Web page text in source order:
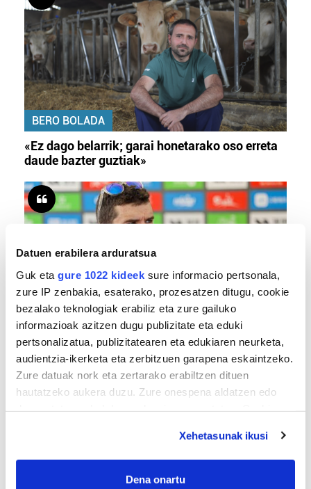
Datuen erabilera arduratsua
Guk eta gure 1022 kideek sure informacio pertsonala,
zure IP zenbakia, esaterako, prozesatzen ditugu, cookie
bezalako teknologiak erabiliz eta zure gailuko
informazioak azitzen dugu publizitate eta eduki
pertsonalizatua, publizitatearen eta edukiaren neurketa,
audientzia-ikerketa eta zerbitzuen garapena eskaintzeko.
Zure datuak nork eta zertarako erabiltzen dituen
hautatzeko aukera duzu. Zure onespena aldatzen edo
If you allow, we would also like to:
Collect information about your geographical
Xehetasunak ikusi
Dena onartu
BERO BOLADA
«Ez dago belarrik; garai honetarako oso erreta
daude bazter guztiak»
TXIRRINDULARITZA
«Entrenatzen duzun bideetan lehiatzeak
gehiago motibatzen zaitu»